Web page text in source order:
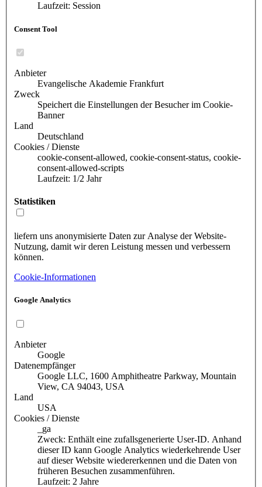
Laufzeit: Session
Consent Tool
Anbieter
Evangelische Akademie Frankfurt
Zweck
Speichert die Einstellungen der Besucher im Cookie-
Banner
Land
Deutschland
Cookies / Dienste
cookie-consent-allowed, cookie-consent-status, cookie-
consent-allowed-scripts
Laufzeit: 1/2 Jahr
Statistiken
liefern uns anonymisierte Daten zur Analyse der Website-
Nutzung, damit wir deren Leistung messen und verbessern
können.
Cookie-Informationen
Google Analytics
Anbieter
Google
Datenempfänger
Google LLC, 1600 Amphitheatre Parkway, Mountain
View, CA 94043, USA
Land
USA
Cookies / Dienste
_ga
Zweck: Enthält eine zufallsgenerierte User-ID. Anhand
dieser ID kann Google Analytics wiederkehrende User
auf dieser Website wiedererkennen und die Daten von
früheren Besuchen zusammenführen.
Laufzeit: 2 Jahre